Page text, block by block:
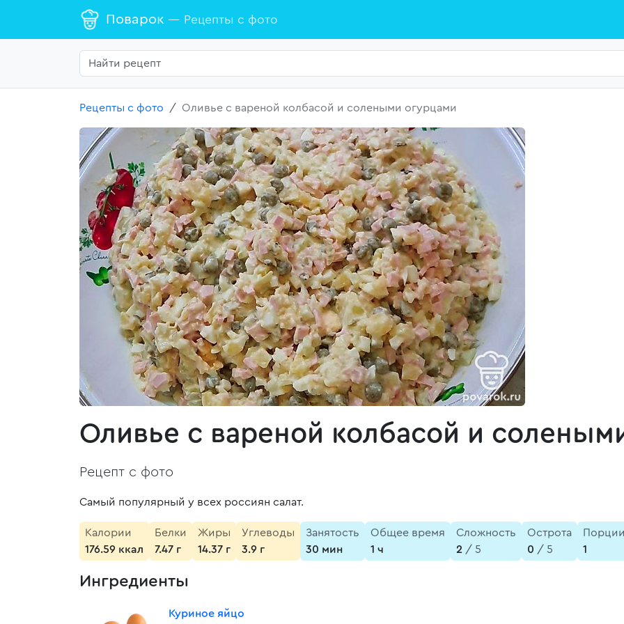
Поварок — Рецепты с фото
Рецепты с фото Оливье с вареной колбасой и солеными огурцами
Оливье с вареной колбасой и
Рецепт с фото
Самый популярный у всех россиян салат.
Калории
176.59 ккал
Белки
7.47 г
Жиры
14.37 г
Углеводы
3.9 г
Занятость
30 мин
Общее время
1 ч
Сложность
2 / 5
Острота
0 / 5
Порции
1
Ингредиенты
Куриное яйцо